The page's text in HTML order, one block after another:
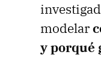
modelar
y porqué